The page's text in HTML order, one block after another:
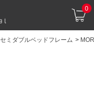
0
セミダブルベッドフレーム >